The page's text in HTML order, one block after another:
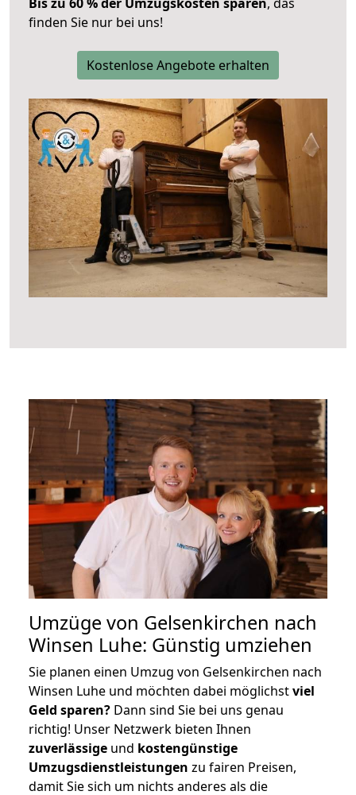
finden Sie nur bei uns!
Kostenlose Angebote erhalten
Umzüge von Gelsenkirchen nach
Winsen Luhe: Günstig umziehen
Sie planen einen Umzug von Gelsenkirchen nach
Winsen Luhe und möchten dabei möglichstviel
Geld sparen? Dann sind Sie bei uns genau
richtig! Unser Netzwerk bieten Ihnen
zuverlässige und kostengünstige
Umzugsdienstleistungen zu fairen Preisen,
damit Sie sich um nichts anderes als die